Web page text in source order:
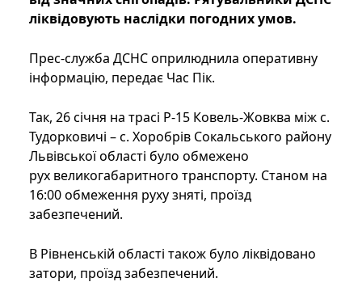
ліквідовують наслідки погодних умов.
Прес-служба ДСНС оприлюднила оперативну
інформацію, передає Час Пік.
Так, 26 січня на трасі Р-15 Ковель-Жовква між с.
Тудорковичі – с. Хоробрів Сокальського району
Львівської області було обмежено
рух великогабаритного транспорту. Станом на
16:00 обмеження руху зняті, проїзд
забезпечений.
В Рівненській області також було ліквідовано
затори, проїзд забезпечений.